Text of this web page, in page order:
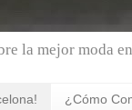
la mejor moda
¿Cómo